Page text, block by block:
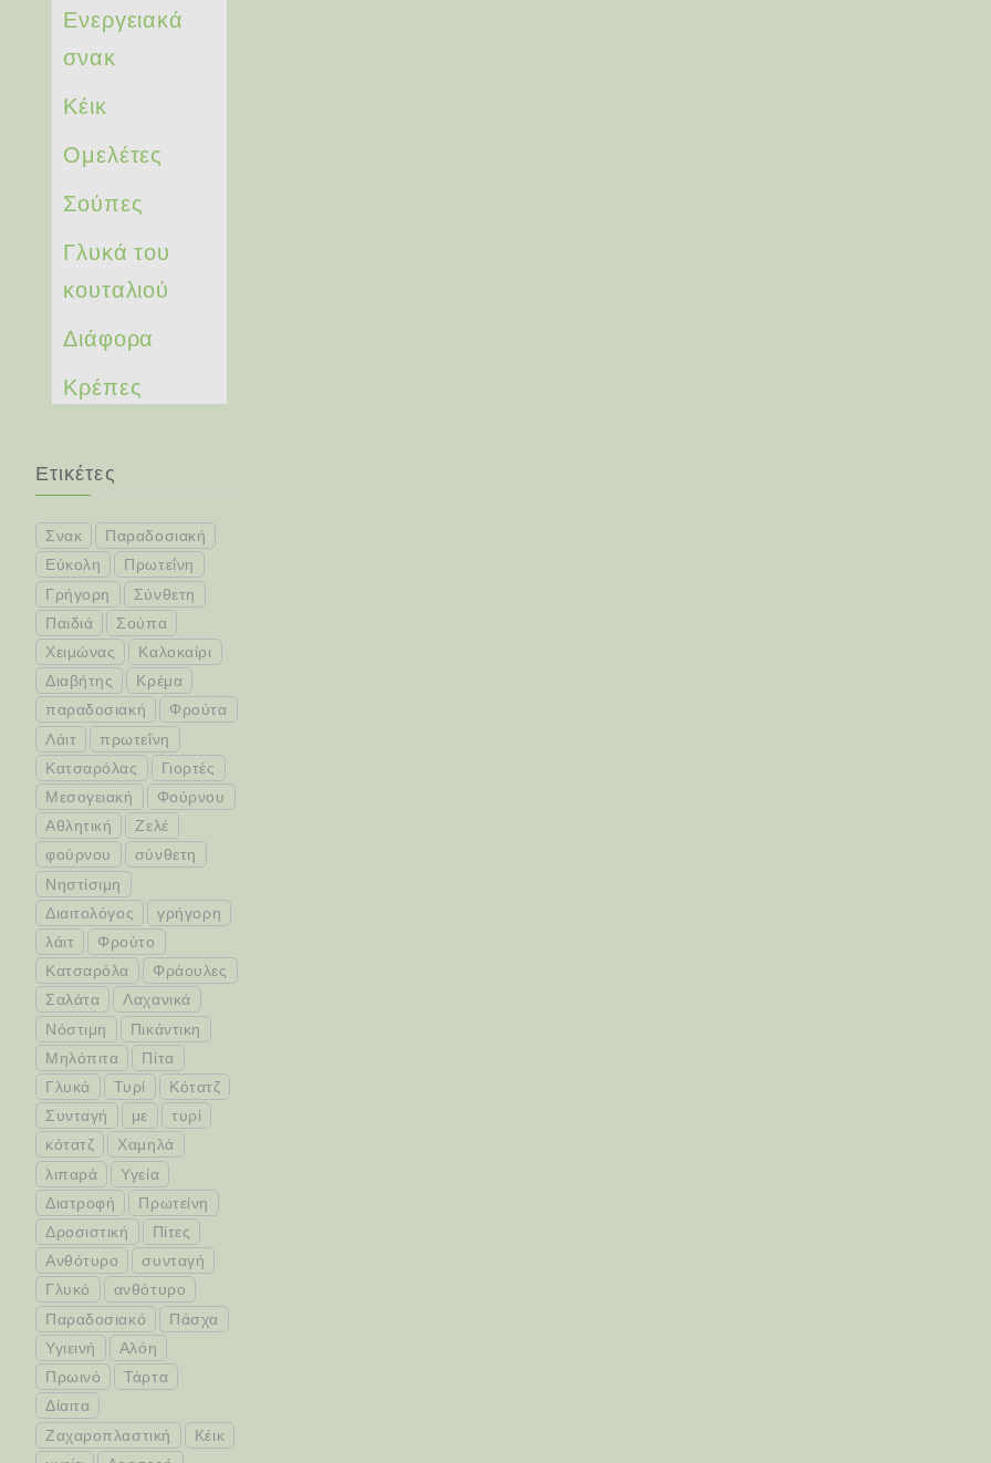
Ενεργειακά
σνακ
Κέικ
Ομελέτες
Σούπες
Γλυκά του
κουταλιού
Διάφορα
Κρέπες
Ετικέτες
Σνακ
Παραδοσιακή
Εύκολη
Πρωτεΐνη
Γρήγορη
Σύνθετη
Παιδιά
Σούπα
Χειμώνας
Καλοκαίρι
Διαβήτης
Κρέμα
παραδοσιακή
Φρούτα
Λάιτ
πρωτεΐνη
Κατσαρόλας
Γιορτές
Μεσογειακή
Φούρνου
Αθλητική
Ζελέ
φούρνου
σύνθετη
Νηστίσιμη
Διαιτολόγος
γρήγορη
λάιτ
Φρούτο
Κατσαρόλα
Φράουλες
Σαλάτα
Λαχανικά
Νόστιμη
Πικάντικη
Μηλόπιτα
Πίτα
Γλυκά
Τυρί
Κότατζ
Συνταγή
με
τυρί
κότατζ
Χαμηλά
λιπαρά
Υγεία
Διατροφή
Πρωτείνη
Δροσιστική
Πίτες
Ανθότυρο
συνταγή
Γλυκό
ανθότυρο
Παραδοσιακό
Πάσχα
Υγιεινή
Αλόη
Πρωινό
Τάρτα
Δίαιτα
Ζαχαροπλαστική
Κέικ